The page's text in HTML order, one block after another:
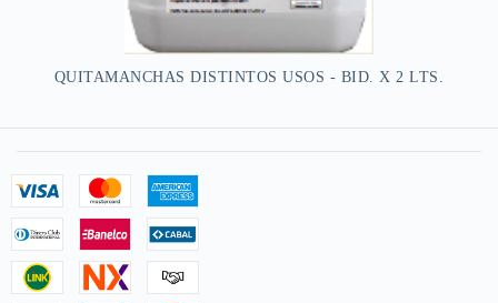
QUITAMANCHAS DISTINTOS USOS - BID. X 2 LTS.